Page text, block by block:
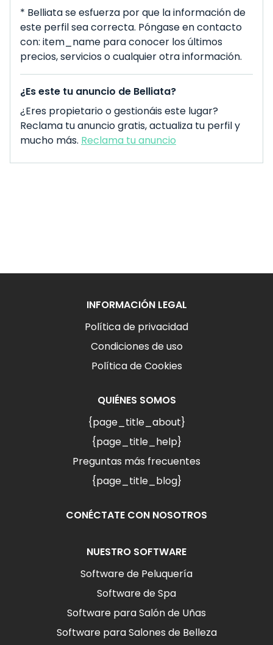
* Belliata se esfuerza por que la información de
este perfil sea correcta. Póngase en contacto
con: item_name para conocer los últimos
precios, servicios o cualquier otra información.
¿Es este tu anuncio de Belliata?
¿Eres propietario o gestionáis este lugar?
Reclama tu anuncio gratis, actualiza tu perfil y
mucho más. Reclama tu anuncio
INFORMACIÓN LEGAL
Política de privacidad
Condiciones de uso
Política de Cookies
QUIÉNES SOMOS
{page_title_about}
{page_title_help}
Preguntas más frecuentes
{page_title_blog}
CONÉCTATE CON NOSOTROS
NUESTRO SOFTWARE
Software de Peluquería
Software de Spa
Software para Salón de Uñas
Software para Salones de Belleza